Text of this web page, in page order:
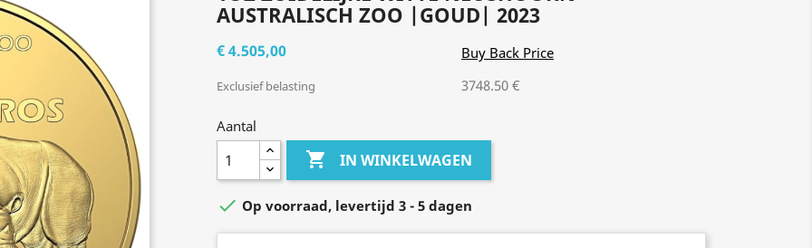
AUSTRALISCH ZOO |GOUD| 2023
€ 4.505,00
Buy Back Price
3748.50 €
Exclusief belasting
Aantal
 IN WINKELWAGEN
 Op voorraad, levertijd 3 - 5 dagen